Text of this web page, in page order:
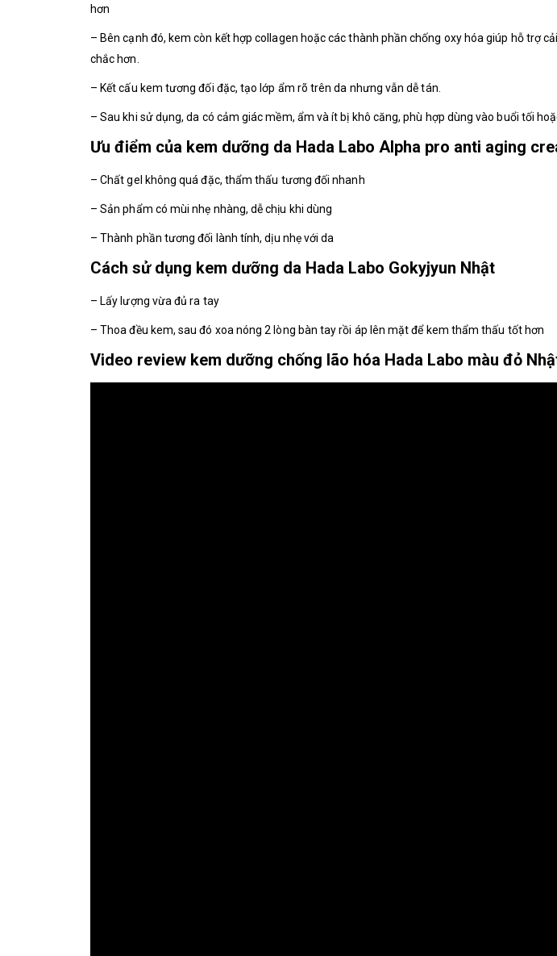
hơn
– Bên cạnh đó, kem còn kết hợp collagen hoặc các thành phần chống oxy hóa giúp hỗ trợ
chắc hơn.
– Kết cấu kem tương đối đặc, tạo lớp ẩm rõ trên da nhưng vẫn dễ tán.
– Sau khi sử dụng, da có cảm giác mềm, ẩm và ít bị khô căng, phù hợp dùng vào buổi tối
Ưu điểm của kem dưỡng da Hada Labo Alpha pro anti aging
– Chất gel không quá đặc, thẩm thấu tương đối nhanh
– Sản phẩm có mùi nhẹ nhàng, dễ chịu khi dùng
– Thành phần tương đối lành tính, dịu nhẹ với da
Cách sử dụng kem dưỡng da Hada Labo Gokyjyun Nhật
– Lấy lượng vừa đủ ra tay
– Thoa đều kem, sau đó xoa nóng 2 lòng bàn tay rồi áp lên mặt để kem thẩm thấu tốt hơn
Video review kem dưỡng chống lão hóa Hada Labo màu đỏ